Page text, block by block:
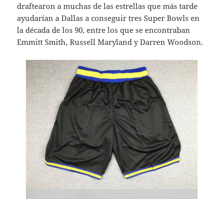
draftearon a muchas de las estrellas que más tarde
ayudarían a Dallas a conseguir tres Super Bowls en
la década de los 90, entre los que se encontraban
Emmitt Smith, Russell Maryland y Darren Woodson.